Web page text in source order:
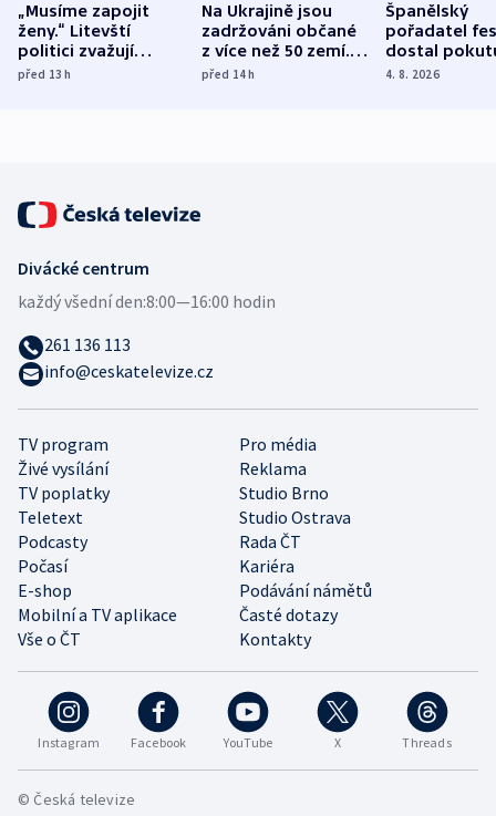
„Musíme zapojit
ženy.“ Litevští
politici zvažují
dohodu o
před 13h
Na Ukrajině jsou
zadržováni občané
z více než 50 zemí.
Bojovali na straně
před 14h
Španělský
pořadatel
dostal
nekalé
4. 8. 2026
Instagram Facebook YouTube X Threads
TV program
Pro média
Živé vysílání
Reklama
TV poplatky
Studio Brno
Teletext
Studio Ostrava
Podcasty
Rada ČT
Počasí
Kariéra
E-shop
Podávání námětů
Mobilní a TV aplikace
Časté dotazy
Vše o ČT
Kontakty
Divácké centrum
každý všední den:8:00—16:00 hodin
261 136 113
info@ceskatelevize.cz
© Česká televize